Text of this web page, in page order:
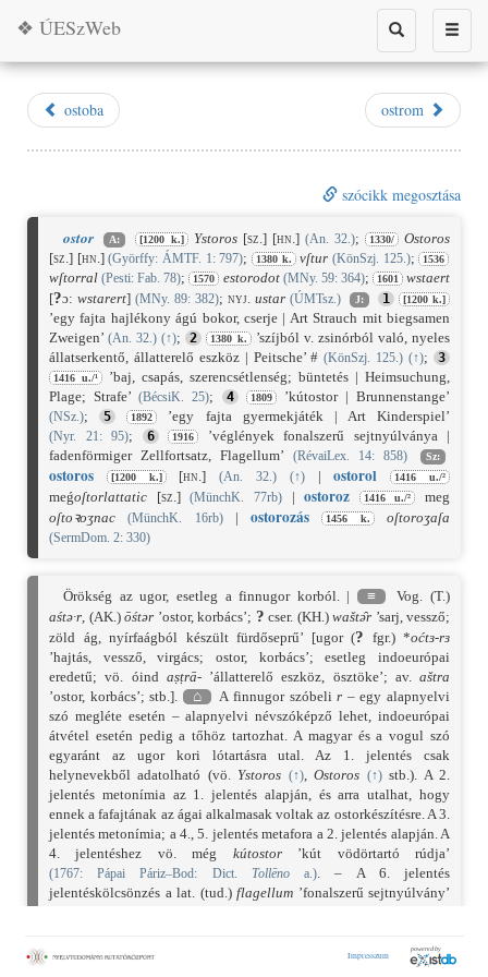
Toggle
Toggle
search
❖ ÚESzWeb
ostoba ostrom
szócikk megosztása
ostor A: [1200 k.] Ystoros[sz.][hn.] (An. 32.); 1330/
Ostoros
[sz.] [hn.] (Györffy: ÁMTF. 1: 797); 1380 k. vſtur (KönSzj. 125.); 1536
wſtorral (Pesti: Fab. 78); 1570 estorodot (MNy. 59: 364); 1601
wstaert
[?ɔ: wstarert] (MNy. 89: 382); nyj. ustar (ÚMTsz.) J: 1 [1200 k.]
’egy fajta hajlékony ágú bokor, cserje | Art Strauch mit biegsamen
Zweigen’(An. 32.) (↑); 2 1380 k. ’szíjból v. zsinórból való, nyeles
állatserkentő, állatterelő eszköz | Peitsche’ #(KönSzj. 125.) (↑); 3
1416 u./¹
’baj, csapás, szerencsétlenség; büntetés | Heimsuchung,
Plage; Strafe’(BécsiK. 25); 4 1809 ’kútostor | Brunnenstange’
(NSz.); 5 1892 ’egy fajta gyermekjáték | Art Kinderspiel’
(Nyr. 21: 95); 6 1916
’véglények fonalszerű sejtnyúlványa |
fadenförmiger Zellfortsatz, Flagellum’ (RévaiLex. 14: 858) Sz:
ostoros [1200 k.] [hn.] (An. 32.) (↑)|ostorol 1416 u./²
meǵoſtorlattatic [sz.] (MünchK. 77rb)|ostoroz 1416 u./²
meg
oſtoꝛoʒnac
(MünchK. 16rb)|ostorozás 1456 k. oſtoroʒaſa
(SermDom. 2: 330)
Örökség az ugor, esetleg a finnugor korból. | ≡
Vog. (T.)
aśtə·r, (AK.) ōśtər ’ostor, korbács’; ? cser. (KH.) waštǝ̑r ’sarj, vessző;
zöld ág, nyírfaágból készült fürdőseprű’ [ugor (? fgr.) *oćtɜ-rɜ
’hajtás, vessző, virgács; ostor, korbács’; esetleg indoeurópai
eredetű; vö. óind aṣṭrā-’állatterelő eszköz, ösztöke’; av. aštra
’ostor, korbács’; stb.].
⌂ A finnugor szóbelir – egy alapnyelvi
szó megléte esetén – alapnyelvi névszóképző lehet, indoeurópai
átvétel esetén pedig a tőhöz tartozhat. A magyar és a vogul szó
egyaránt az ugor kori lótartásra utal. Az 1. jelentés csak
helynevekből adatolható (vö. Ystoros (↑),Ostoros (↑)stb.). A 2.
jelentés metonímia az 1. jelentés alapján, és arra utalhat, hogy
ennek a fafajtának az ágai alkalmasak voltak az ostorkészítésre. A 3.
jelentés metonímia; a 4., 5. jelentés metafora a 2. jelentés alapján. A
4. jelentéshez vö. még kútostor’kút vödörtartó rúdja’
(1767: Pápai Páriz–Bod: Dict. Tollēnoa.). – A 6. jelentés
jelentéskölcsönzés a lat. (tud.) flagellum ’fonalszerű sejtnyúlvány’
Ligeti: